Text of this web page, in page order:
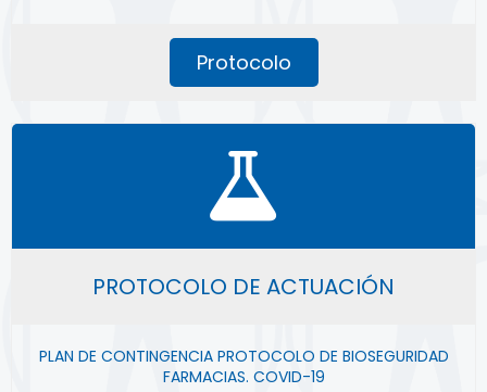
Protocolo
PROTOCOLO DE ACTUACIÓN
PLAN DE CONTINGENCIA PROTOCOLO DE BIOSEGURIDAD
FARMACIAS. COVID-19